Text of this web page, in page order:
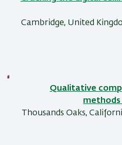
Cambridge, United
Qualitative
methods
Thousands Oaks,